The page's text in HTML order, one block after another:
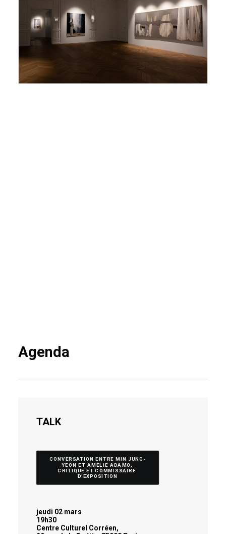
Agenda
TALK
CONVERSATION ENTRE MIN JUNG-
YEON ET AMÉLIE ADAMO,
CRITIQUE ET COMMISSAIRE
D'EXPOSITION
jeudi 02 mars
19h30
Centre Culturel Corréen,